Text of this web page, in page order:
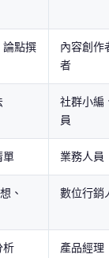
論點撰
內容創作
者
社群小編
員
單 業務人員
、
數位行銷
析 產品經理